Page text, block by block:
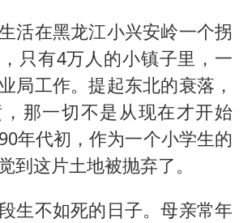
活在黑龙江小兴安岭一个拐
只有4万人的小镇子里，一
局工作。提起东北的衰落，
那一切不是从现在才开始
年代初，作为一个小学生的
到这片土地被抛弃了。
生不如死的日子。母亲常年